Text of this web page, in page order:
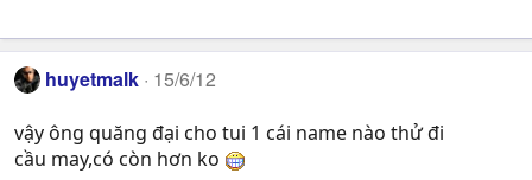
huyetmalk 15/6/12
vậy ông quăng đại cho tui 1 cái name nào thử đi
cầu may,có còn hơn ko